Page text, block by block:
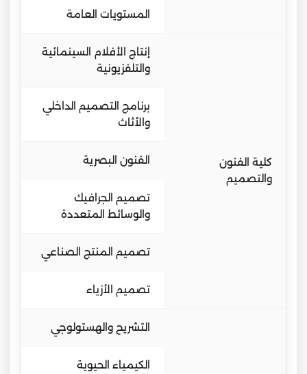
المستويات العامة
كلية الفنون
والتصميم
إنتاج الأفلام السينمائية
والتلفزيونية
برنامج التصميم الداخلي
والأثاث
الفنون البصرية
تصميم الجرافيك
والوسائط المتعددة
تصميم المنتج الصناعي
تصميم الأزياء
التشريح والهستولوجي
الكيمياء الحيوية